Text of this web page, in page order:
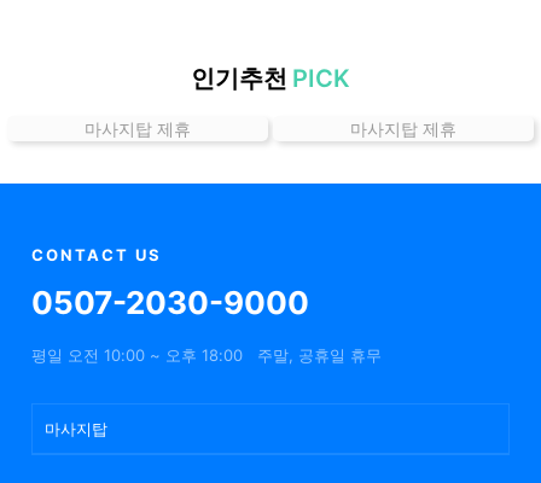
인
보
인기추천 PICK
마사지탑 제휴 마사지탑 제휴
CONTACT US
0507-2030-9000
평일 오전 10:00 ~ 오후 18:00 주말, 공휴일 휴무
마사지탑